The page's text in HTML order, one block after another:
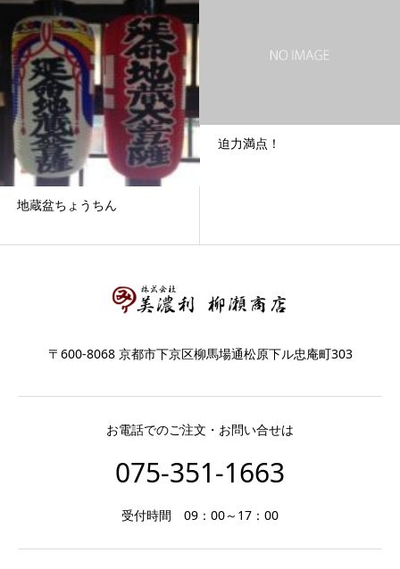
地蔵盆ちょうちん
迫力満点！
〒600-8068 京都市下京区柳馬場通松原下ル忠庵町303
お電話でのご注文・お問い合せは
075-351-1663
受付時間 09：00～17：00